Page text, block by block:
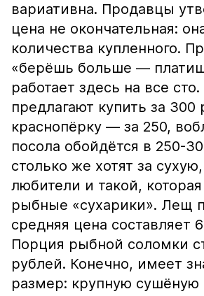
вариативна. Продавцы
цена не окончательная:
количества купленного.
«берёшь больше —
работает здесь на все
предлагают купить за 300
краснопёрку — за 250,
посола обойдётся в 250-
столько же хотят за
любители и такой,
рыбные «сухарики». Лещ
средняя цена составляет
Порция рыбной соломки
рублей. Конечно, имеет
размер: крупную сушёную